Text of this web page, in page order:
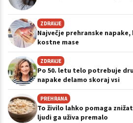
ZDRAVJE
Največje prehranske
kostne mase
ZDRAVJE
Po 50. letu telo potrebuje
napake delamo skoraj vsi
PREHRANA
To živilo lahko pomaga
ljudi ga uživa premalo